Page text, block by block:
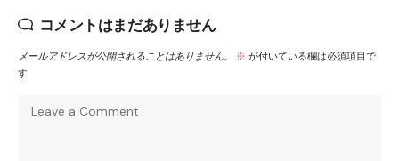
コメントはまだありません
メールアドレスが公開されることはありません。 ※ が付いている欄は必須項目で
す